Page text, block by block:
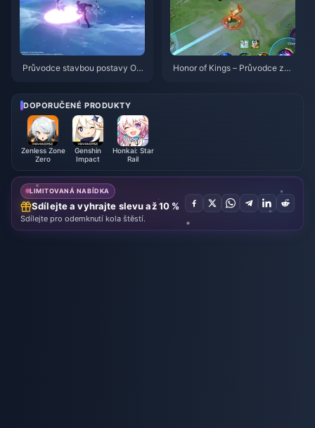
Průvodce stavbou postavy Od
Honor of Kings – Průvodce za
DOPORUČENÉ PRODUKTY
Zenless Zone
Zero
Genshin
Impact
Honkai: Star
Rail
LIMITOVANÁ NABÍDKA
Sdílejte a vyhrajte slevu až 10 %
Sdílejte pro odemknutí kola štěstí.